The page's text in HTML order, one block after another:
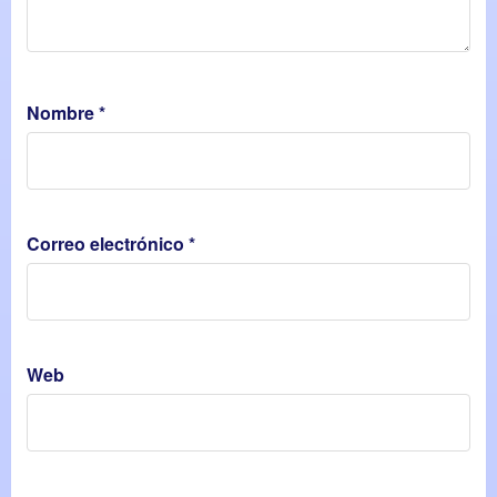
Nombre*
Correo electrónico *
Web